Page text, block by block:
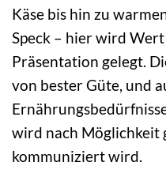
Käse bis hin zu
Speck – hier wird
Präsentation gelegt.
von bester Güte, und
wird nach Möglichkeit
kommuniziert wird.